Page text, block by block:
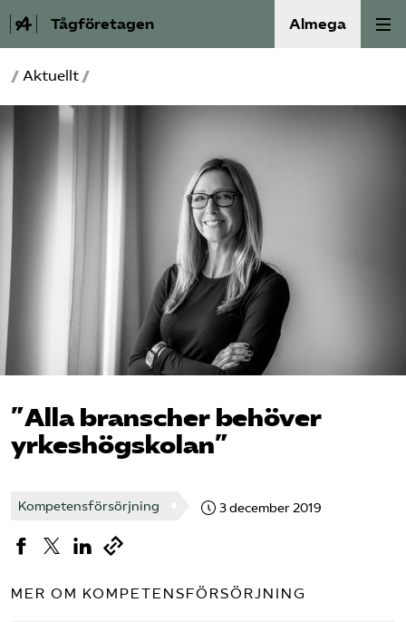
Tågföretagen Almega
Aktuellt
Om oss
Kontakt
Mina sidor (almega.se)
Bli medlem
Sök på tagforetagen.se
/ Aktuellt /
”Alla branscher behöver
yrkeshögskolan”
Kompetensförsörjning 3 december 2019
MER OM KOMPETENSFÖRSÖRJNING